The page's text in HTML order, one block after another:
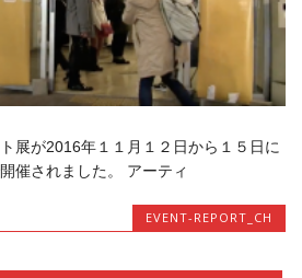
展が2016年１１月１２日から１５日に
催されました。 アーティ
EVENT-REPORT_CH